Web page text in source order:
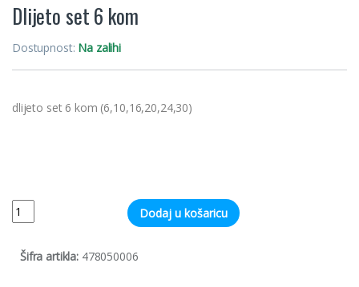
Dlijeto set 6 kom
Dostupnost: Na zalihi
dlijeto set 6 kom (6,10,16,20,24,30)
Quantity Dodaj u košaricu
Šifra artikla: 478050006